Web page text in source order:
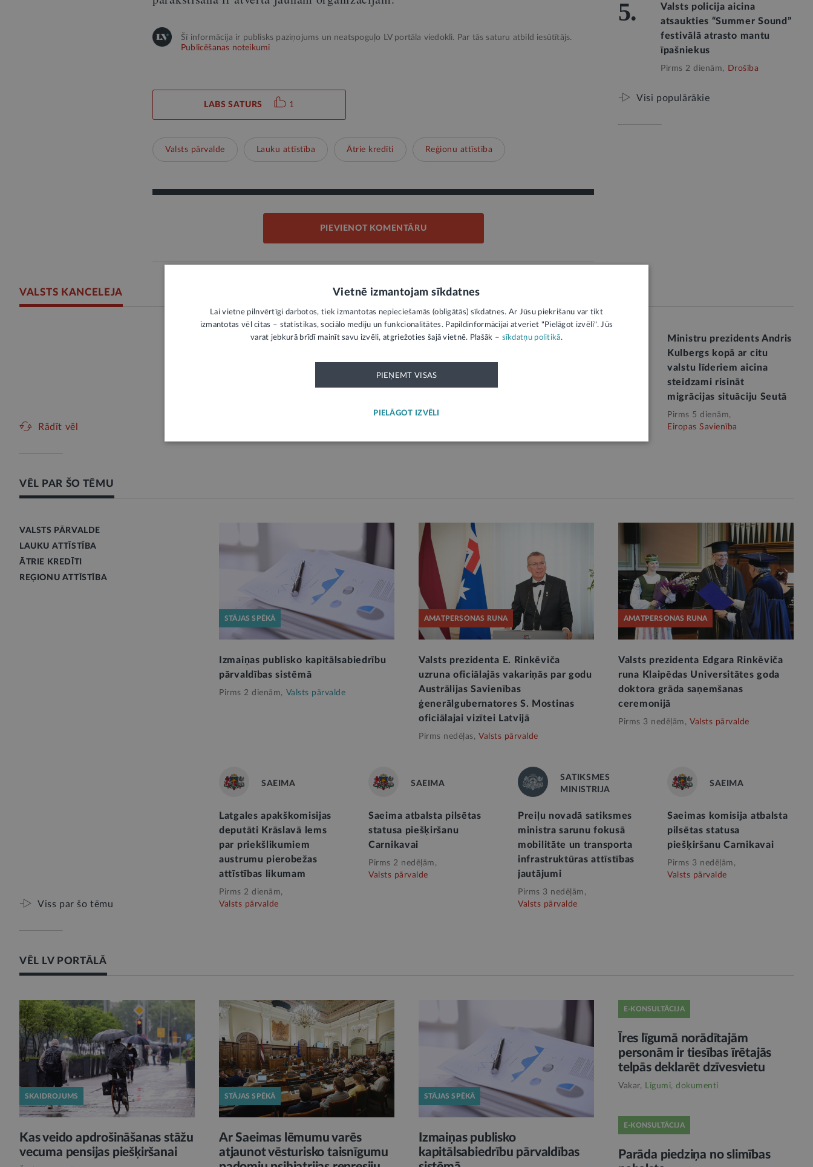
Šī informācija ir publisks paziņojums un neatspoguļo LV portāla viedokli. Par tās saturu atbild iesūtītājs.
Publicēšanas noteikumi
LABS SATURS 1
Valsts pārvalde Lauku attīstība Ātrie kredīti Reģionu attīstība
PIEVIENOT KOMENTĀRU
5.
Valsts policija aicina
atsaukties “Summer Sound”
festivālā atrasto mantu
īpašniekus
Pirms 2 dienām, Drošība
Visi populārākie
VALSTS KANCELEJA
Latvijā sāk programmu
Veselības aprūpe
Izsludināts atklātais
amatu
Ministru prezidents A.
Ministru prezidents Andris
Kulbergs kopā ar citu
valstu līderiem aicina
steidzami risināt
migrācijas situāciju Seutā
Pirms 5 dienām,
Eiropas Savienība
Rādīt vēl
VĒL PAR ŠO TĒMU
VALSTS PĀRVALDE
LAUKU ATTĪSTĪBA
ĀTRIE KREDĪTI
REĢIONU ATTĪSTĪBA
STĀJAS SPĒKĀ
Izmaiņas publisko kapitālsabiedrību
pārvaldības sistēmā
Pirms 2 dienām, Valsts pārvalde
AMATPERSONAS RUNA
Valsts prezidenta E. Rinkēviča
uzruna oficiālajās vakariņās par godu
Austrālijas Savienības
ģenerālgubernatores S. Mostinas
oficiālajai vizītei Latvijā
Pirms nedēļas, Valsts pārvalde
AMATPERSONAS RUNA
Valsts prezidenta Edgara Rinkēviča
runa Klaipēdas Universitātes goda
doktora grāda saņemšanas
ceremonijā
Pirms 3 nedēļām, Valsts pārvalde
SAEIMA
Latgales apakškomisijas
deputāti Krāslavā lems
par priekšlikumiem
austrumu pierobežas
attīstības likumam
Pirms 2 dienām,
Valsts pārvalde
SAEIMA
Saeima atbalsta pilsētas
statusa piešķiršanu
Carnikavai
Pirms 2 nedēļām,
Valsts pārvalde
SATIKSMES
MINISTRIJA
Preiļu novadā satiksmes
ministra sarunu fokusā
mobilitāte un transporta
infrastruktūras attīstības
jautājumi
Pirms 3 nedēļām,
Valsts pārvalde
SAEIMA
Saeimas komisija atbalsta
pilsētas statusa
piešķiršanu Carnikavai
Pirms 3 nedēļām,
Valsts pārvalde
Viss par šo tēmu
VĒL LV PORTĀLĀ
SKAIDROJUMS
Kas veido apdrošināšanas stāžu
vecuma pensijas piešķiršanai
STĀJAS SPĒKĀ
Ar Saeimas lēmumu varēs
atjaunot vēsturisko taisnīgumu
STĀJAS SPĒKĀ
Izmaiņas publisko
kapitālsabiedrību pārvaldības
E-KONSULTĀCIJA
Īres līgumā norādītajām
personām ir tiesības īrētajās
telpās deklarēt dzīvesvietu
Vakar, Līgumi, dokumenti
E-KONSULTĀCIJA
Parāda piedziņa no slimības
Vietnē izmantojam sīkdatnes
Lai vietne pilnvērtīgi darbotos, tiek izmantotas nepieciešamās (obligātās) sīkdatnes. Ar Jūsu piekrišanu var tikt
izmantotas vēl citas – statistikas, sociālo mediju un funkcionalitātes. Papildinformācijai atveriet "Pielāgot izvēli". Jūs
varat jebkurā brīdī mainīt savu izvēli, atgriežoties šajā vietnē. Plašāk – sīkdatņu politikā.
PIEŅEMT VISAS
PIELĀGOT IZVĒLI